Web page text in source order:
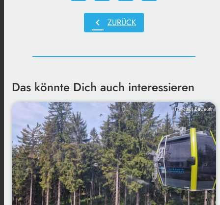
chevron_left ZURÜCK
Das könnte Dich auch interessieren
Funkhaus Bayreuth